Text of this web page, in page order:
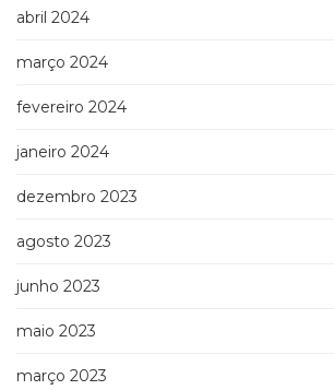
abril 2024
março 2024
fevereiro 2024
janeiro 2024
dezembro 2023
agosto 2023
junho 2023
maio 2023
março 2023